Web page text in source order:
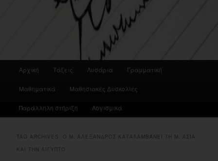
Αρχική Τάξεις Λυσάρια Γραμματική
Μαθηματικά Μαθησιακές Δυσκολίες
Παράλληλη στήριξη Λογισμικά
TAG ARCHIVES: Ο Μ. ΑΛΈΞΑΝΔΡΟΣ ΚΑΤΑΛΑΜΒΆΝΕΙ ΤΗ Μ. ΑΣΊΑ
ΚΑΙ ΤΗΝ ΑΊΓΥΠΤΟ